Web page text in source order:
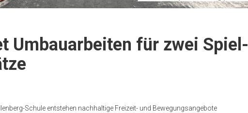
Umbauarbeiten für zwei Spiel-
Schule entstehen nachhaltige Freizeit- und Bewegungsangebote